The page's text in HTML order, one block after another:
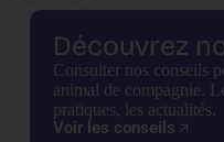
Découvrez
Consulter nos conseils
animal de compagnie.
pratiques, les actualités.
Voir les conseils